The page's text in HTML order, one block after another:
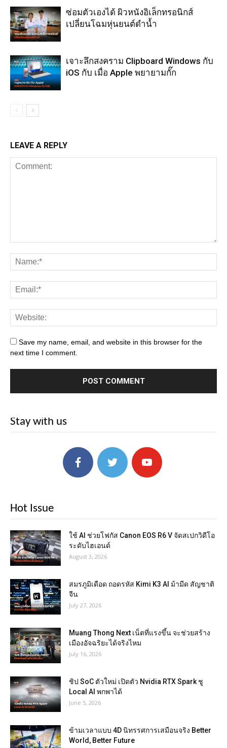
ซ่อมตัวเองได้ ผิวหนังอิเล็กทรอนิกส์
เปลี่ยนโฉมหุ่นยนต์ดำน้ำ
เจาะลึกสงคราม Clipboard Windows กับ
iOS กับ เมื่อ Apple พยายามกั๊ก
LEAVE A REPLY
Save my name, email, and website in this browser for the
next time I comment.
Stay with us
Hot Issue
ใช้ AI ช่วยโฟกัส Canon EOS R6 V จัดสเปกวิดีโอ
ระดับไฮเอนด์
August 3, 2026
สมรภูมิเดือด ถอดรหัส Kimi K3 AI ม้ามืด สัญชาติ
จีน
July 27, 2026
Muang Thong Next เน็ตที่แรงขึ้น จะช่วยสร้าง
เมืองอัจฉริยะได้จริงไหม
July 16, 2026
ชิป SoC ตัวใหม่ เปิดตัว Nvidia RTX Spark ชู
Local AI พกพาได้
June 5, 2026
ข้ามเวลาแบบ 4D นิทรรศการเสมือนจริง Better
World, Better Future